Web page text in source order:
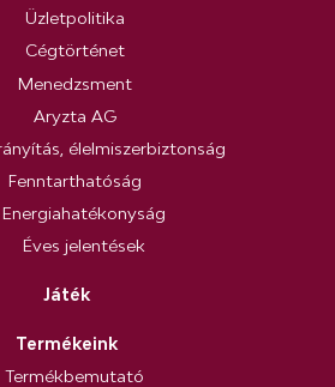
Üzletpolitika
Cégtörténet
Menedzsment
Aryzta AG
élelmiszerbiztonság
Fenntarthatóság
Energiahatékonyság
Éves jelentések
Játék
Termékeink
Termékbemutató